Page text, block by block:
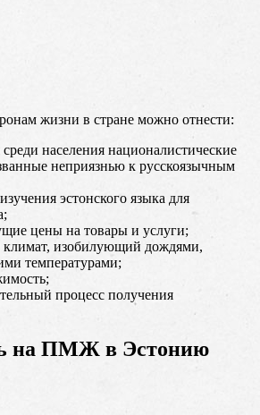
жизни в стране можно отнести:
населения националистические
неприязнью к русскоязычным
эстонского языка для
цены на товары и услуги;
изобилующий дождями,
температурами;
процесс получения
на ПМЖ в Эстонию